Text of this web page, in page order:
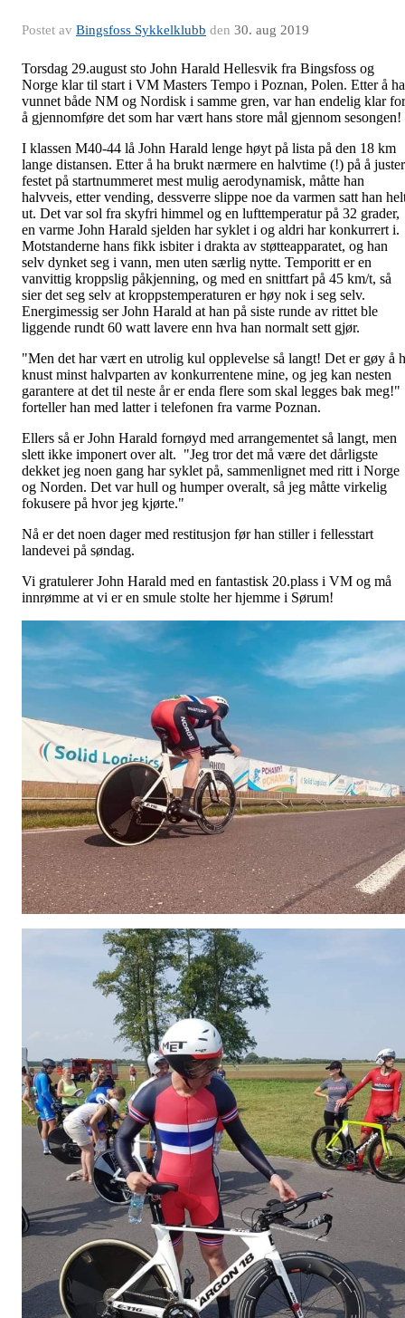
Postet av Bingsfoss Sykkelklubb den 30. aug 2019
Torsdag 29.august sto John Harald Hellesvik fra Bingsfoss og
Norge klar til start i VM Masters Tempo i Poznan, Polen. Etter å ha
vunnet både NM og Nordisk i samme gren, var han endelig klar for
å gjennomføre det som har vært hans store mål gjennom sesongen!
I klassen M40-44 lå John Harald lenge høyt på lista på den 18 km
lange distansen. Etter å ha brukt nærmere en halvtime (!) på å
festet på startnummeret mest mulig aerodynamisk, måtte han
halvveis, etter vending, dessverre slippe noe da varmen satt han
ut. Det var sol fra skyfri himmel og en lufttemperatur på 32 grader,
en varme John Harald sjelden har syklet i og aldri har konkurrert i.
Motstanderne hans fikk isbiter i drakta av støtteapparatet, og han
selv dynket seg i vann, men uten særlig nytte. Temporitt er en
vanvittig kroppslig påkjenning, og med en snittfart på 45 km/t, så
sier det seg selv at kroppstemperaturen er høy nok i seg selv.
Energimessig ser John Harald at han på siste runde av rittet ble
liggende rundt 60 watt lavere enn hva han normalt sett gjør.
"Men det har vært en utrolig kul opplevelse så langt! Det er gøy å
knust minst halvparten av konkurrentene mine, og jeg kan nesten
garantere at det til neste år er enda flere som skal legges bak meg!"
forteller han med latter i telefonen fra varme Poznan.
Ellers så er John Harald fornøyd med arrangementet så langt, men
slett ikke imponert over alt. "Jeg tror det må være det dårligste
dekket jeg noen gang har syklet på, sammenlignet med ritt i Norge
og Norden. Det var hull og humper overalt, så jeg måtte virkelig
fokusere på hvor jeg kjørte."
Nå er det noen dager med restitusjon før han stiller i fellesstart
landevei på søndag.
Vi gratulerer John Harald med en fantastisk 20.plass i VM og må
innrømme at vi er en smule stolte her hjemme i Sørum!